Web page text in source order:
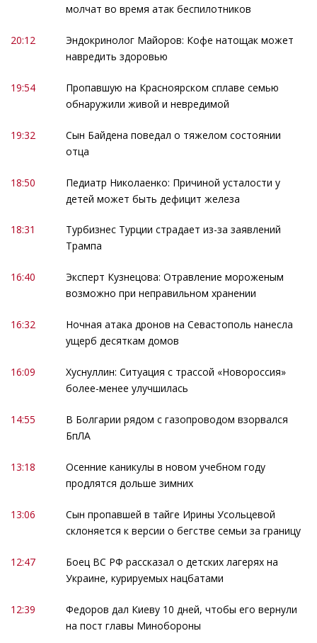
молчат во время атак беспилотников
20:12
Эндокринолог Майоров: Кофе натощак может
навредить здоровью
19:54
Пропавшую на Красноярском сплаве семью
обнаружили живой и невредимой
19:32
Сын Байдена поведал о тяжелом состоянии
отца
18:50
Педиатр Николаенко: Причиной усталости у
детей может быть дефицит железа
18:31
Турбизнес Турции страдает из-за заявлений
Трампа
16:40
Эксперт Кузнецова: Отравление мороженым
возможно при неправильном хранении
16:32
Ночная атака дронов на Севастополь нанесла
ущерб десяткам домов
16:09
Хуснуллин: Ситуация с трассой «Новороссия»
более-менее улучшилась
14:55
В Болгарии рядом с газопроводом взорвался
БпЛА
13:18
Осенние каникулы в новом учебном году
продлятся дольше зимних
13:06
Сын пропавшей в тайге Ирины Усольцевой
склоняется к версии о бегстве семьи за границу
12:47
Боец ВС РФ рассказал о детских лагерях на
Украине, курируемых нацбатами
12:39
Федоров дал Киеву 10 дней, чтобы его вернули
на пост главы Минобороны